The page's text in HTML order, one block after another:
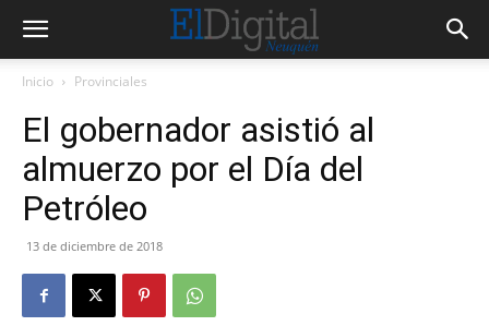
Inicio Provinciales
El gobernador asistió al
almuerzo por el Día del
Petróleo
13 de diciembre de 2018